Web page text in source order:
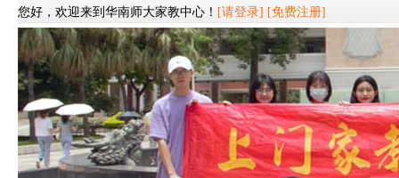
您好，欢迎来到华南师大家教中心！ [请登录] [免费注册]